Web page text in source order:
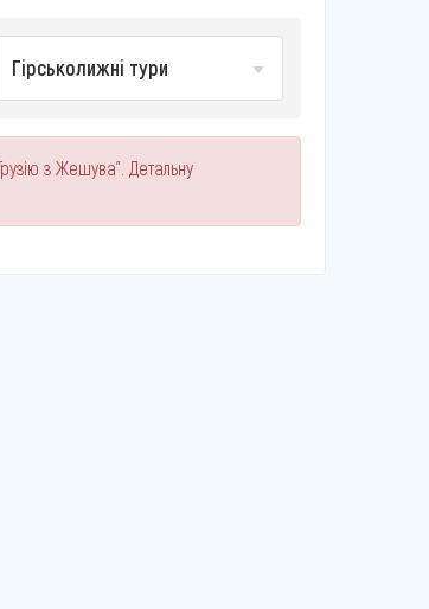
Гірськолижні тури
з Жешува". Детальну